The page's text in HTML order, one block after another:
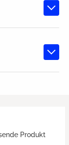
Produkt